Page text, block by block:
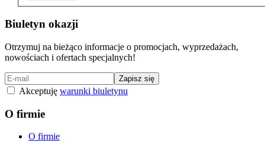
Biuletyn okazji
Otrzymuj na bieżąco informacje o promocjach, wyprzedażach,
nowościach i ofertach specjalnych!
Zapisz się
Akceptuję warunki biuletynu
O firmie
O firmie